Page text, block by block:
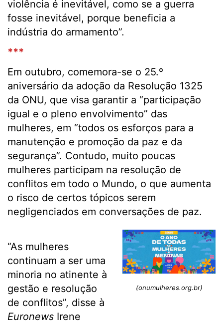
violência é inevitável, como se a guerra
fosse inevitável, porque beneficia a
indústria do armamento”.
***
Em outubro, comemora-se o 25.º
aniversário da adoção da Resolução 1325
da ONU, que visa garantir a “participação
igual e o pleno envolvimento” das
mulheres, em “todos os esforços para a
manutenção e promoção da paz e da
segurança”. Contudo, muito poucas
mulheres participam na resolução de
conflitos em todo o Mundo, o que aumenta
o risco de certos tópicos serem
negligenciados em conversações de paz.
(onumulheres.org.br)
“As mulheres
continuam a ser uma
minoria no atinente à
gestão e resolução
de conflitos”, disse à
Euronews Irene